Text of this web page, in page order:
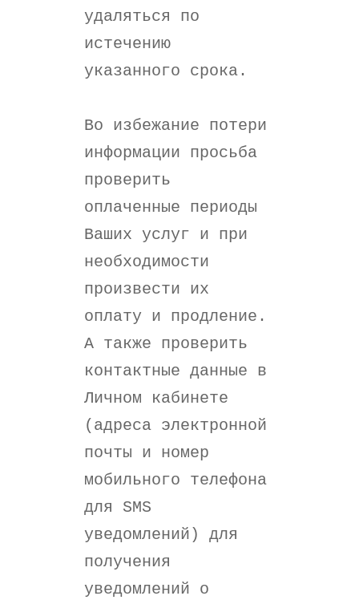
удаляться по
истечению
указанного срока.
Во избежание потери
информации просьба
проверить
оплаченные периоды
Ваших услуг и при
необходимости
произвести их
оплату и продление.
А также проверить
контактные данные в
Личном кабинете
(адреса электронной
почты и номер
мобильного телефона
для SMS
уведомлений) для
получения
уведомлений о